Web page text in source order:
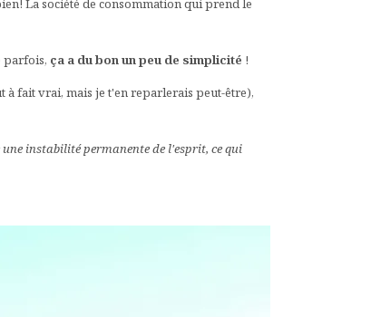
La société de consommation qui prend le
parfois, ça a du bon un peu de simplicité !
à fait vrai, mais je t'en reparlerais peut-être),
instabilité permanente de l'esprit, ce qui